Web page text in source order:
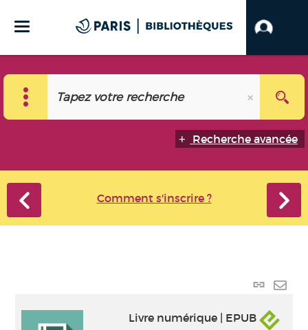
Recherche avancée
Comment s'inscrire ?
Lien
Livre numérique | EPUB